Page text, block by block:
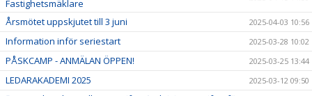
Fastighetsmäklare
Årsmötet uppskjutet till 3 juni 2025-04-03 10:56
Information inför seriestart 2025-03-28 10:02
PÅSKCAMP - ANMÄLAN ÖPPEN! 2025-03-25 13:44
LEDARAKADEMI 2025 2025-03-12 09:50